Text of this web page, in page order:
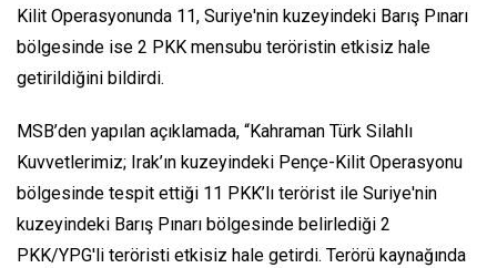
Kilit Operasyonunda 11, Suriye'nin kuzeyindeki Barış Pınarı
bölgesinde ise 2 PKK mensubu teröristin etkisiz hale
getirildiğini bildirdi.
MSB’den yapılan açıklamada, “Kahraman Türk Silahlı
Kuvvetlerimiz; Irak’ın kuzeyindeki Pençe-Kilit Operasyonu
bölgesinde tespit ettiği 11 PKK’lı terörist ile Suriye'nin
kuzeyindeki Barış Pınarı bölgesinde belirlediği 2
PKK/YPG'li teröristi etkisiz hale getirdi. Terörü kaynağında